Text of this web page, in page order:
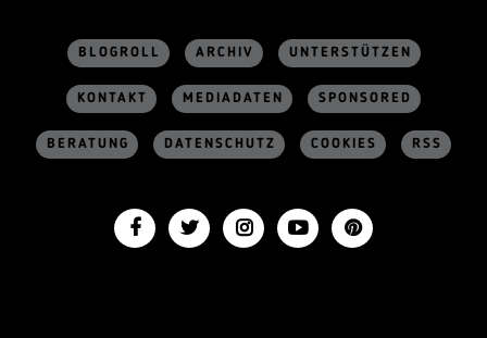
BLOGROLL ARCHIV UNTERSTÜTZEN
KONTAKT MEDIADATEN SPONSORED
BERATUNG DATENSCHUTZ COOKIES RSS